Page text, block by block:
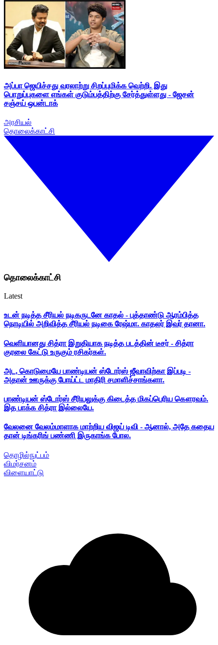
அப்பா ஜெயிச்சது வரலாற்று சிறப்புமிக்க வெற்றி. இது
பொறுப்புகளை எங்கள் குடும்பத்திற்கு சேர்த்துள்ளது - ஜேசன்
சஞ்சய் ஒபன்டாக்
அரசியல்
தொலைக்காட்சி
தொலைக்காட்சி
Latest
உடன் நடித்த சீரியல் நடிகருடனே காதல் - புத்தாண்டு ஆரம்பித்த
நொடியில் அறிவித்த சீரியல் நடிகை ரேஷ்மா. காதலர் இவர் தானா.
வெளியானது சித்ரா இறுதியாக நடித்த படத்தின் டீசர் - சித்ரா
குரலை கேட்டு உருகும் ரசிகர்கள்.
அட, கொடுமையே பாண்டியன் ஸ்டோர்ஸ் ஜீவாவிற்கா இப்படி -
அதான் ஊருக்கு போய்ட்ட மாதிரி சமாளிச்சாங்களா.
பாண்டியன் ஸ்டோர்ஸ் சீரியலுக்கு கிடைத்த மிகப்பெரிய கௌரவம்.
இத பாக்க சித்ரா இல்லையே.
வேலனை வேலம்மாளாக மாற்றிய விஜய் டிவி - ஆனால், அதே கதைய
தான் டிங்கரிங் பண்ணி இருகாங்க போல.
தொழில்நுட்பம்
விமர்சனம்
விளையாட்டு